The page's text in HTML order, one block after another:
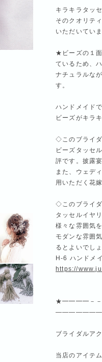
キラキラタッ
そのクオリテ
いただいていま
★ビーズの１
ているため、
ナチュラルな
す。
ハンドメイド
ビーズがキラ
◇このブライ
ビーズタッセ
評です。披露
また、ウェデ
用いただく花
◇このブライ
タッセルイヤ
様々な雰囲気
モダンな雰囲
るとよいでしょ
H-6 ハンドメ
https://
★━━━━－－
ブライダルア
当店のアイテ